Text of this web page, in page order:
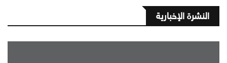
النشرة الإخبارية